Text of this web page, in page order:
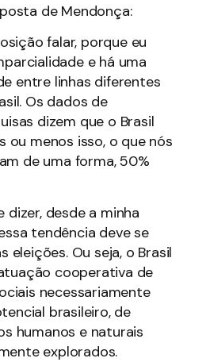
de Mendonça:
falar, porque eu
e há uma
entre linhas diferentes
Os dados de
dizem que o Brasil
ou menos isso, o que nós
de uma forma, 50%
dizer, desde a minha
tendência deve se
eleições. Ou seja, o Brasil
cooperativa de
necessariamente
brasileiro, de
humanos e naturais
explorados.